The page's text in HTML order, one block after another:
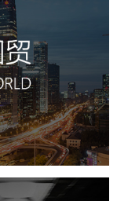
地产网站设计